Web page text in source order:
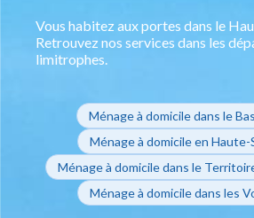
Vous habitez aux portes dans le
Retrouvez nos services dans les
limitrophes.
Ménage à domicile dans le
Ménage à domicile en Haute-
Ménage à domicile dans le
Ménage à domicile dans les